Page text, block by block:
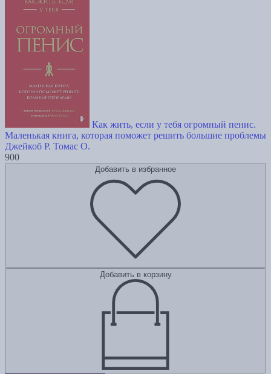
Как жить, если у тебя огромный пенис.
Маленькая книга, которая поможет решить большие проблемы
Джейкоб Р. Томас О.
900
Добавить в избранное
Добавить в корзину